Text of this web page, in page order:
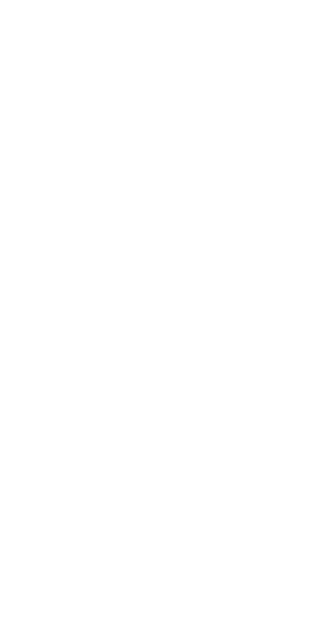
ogni profilo di carriera.